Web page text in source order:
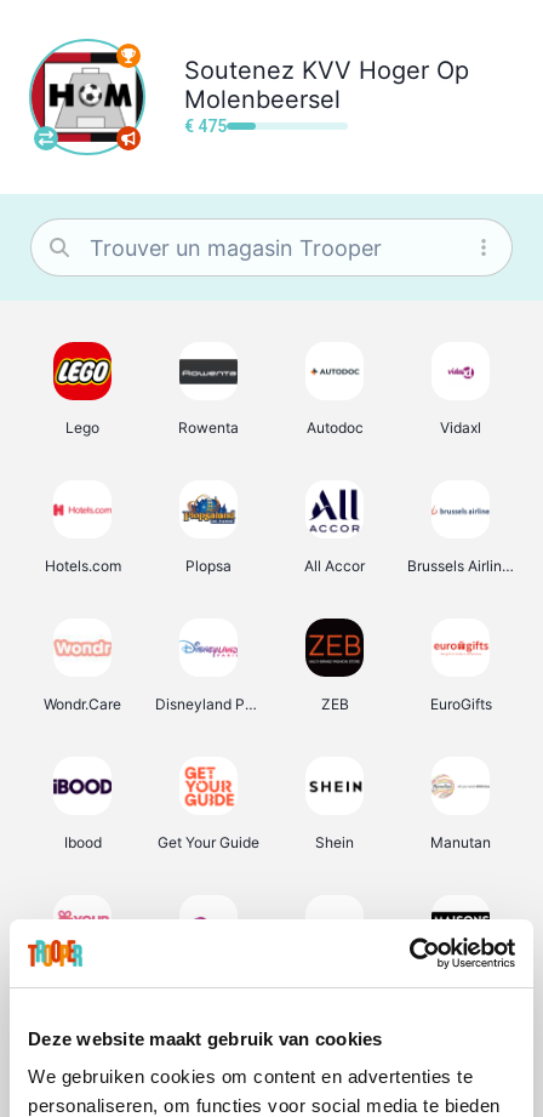
Deze website maakt gebruik van cookies
We gebruiken cookies om content en advertenties te
personaliseren, om functies voor social media te bieden
Soutenez KVV Hoger Op
Molenbeersel
€ 475
Lego Rowenta Autodoc Vidaxl
Hotels.com Plopsa All Accor Brussels Airlines
Wondr.Care Disneyland Paris ZEB EuroGifts
Ibood Get Your Guide Shein Manutan